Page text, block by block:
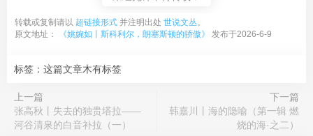
转载或复制请以 超链接形式 并注明出处 世说文丛。
原文地址：
《姚婉如丨斯科利尔，朗塞斯顿的骄傲》 发布于2026-6-9
标签：这篇文章木有标签
上一篇
张高秋丨失去的独贵塔拉——
河谷清泉的白音补拉（一）
下一篇
韩嘉川丨海的隐喻（第一辑 燃
烧的海·之二）